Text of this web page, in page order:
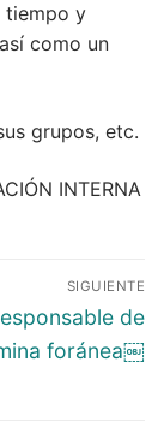
tiempo y
como un
grupos, etc.
INTERNA
SIGUIENTE
de
foránea￼